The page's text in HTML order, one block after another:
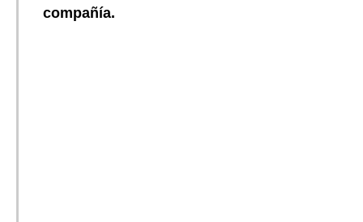
compañía.